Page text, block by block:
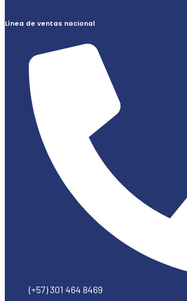
Línea de ventas nacional
(+57) 301 464 8469